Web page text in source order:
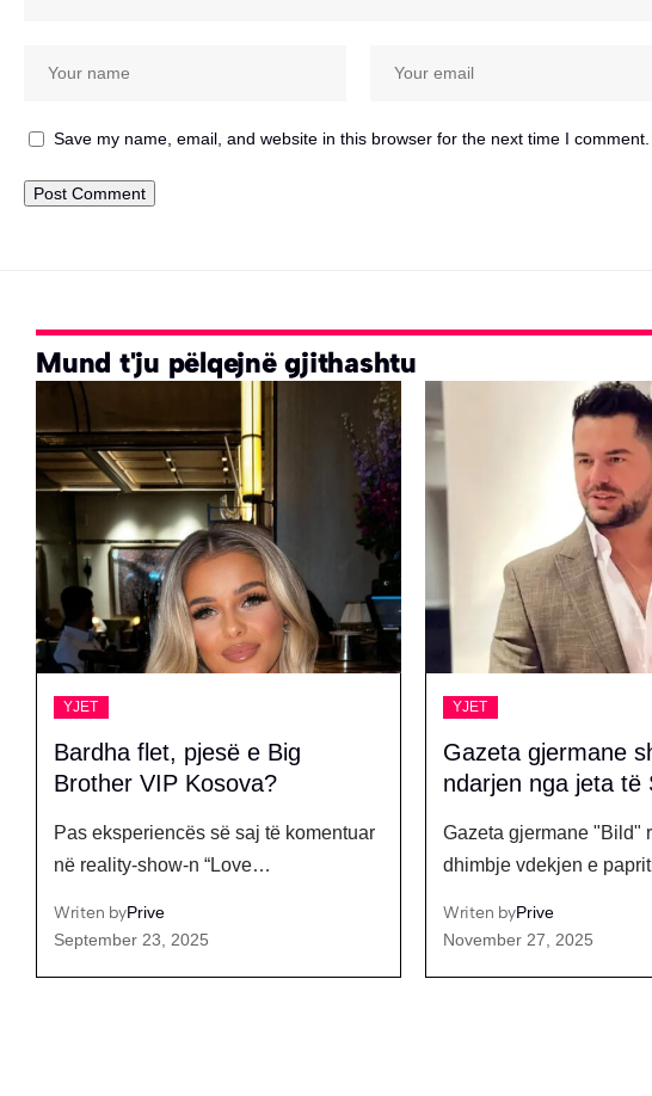
Save my name, email, and website in this browser for the next time I comment.
Mund t'ju pëlqejnë gjithashtu
YJET
Gazeta gjermane shkruan për
ndarjen nga jeta të Shpatit
Gazeta gjermane "Bild" raporton me
dhimbje vdekjen e papritur…
Writen byPrive
November 27, 2025
YJET
Në klip në një nga
Gjestit? Flet
Ish banorja e edicionit
BBVK, Xheneta…
Writen byPrive
June 18, 2026